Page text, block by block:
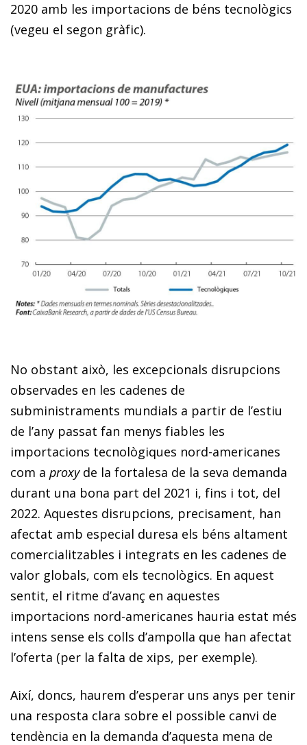
2020 amb les importacions de béns tecnològics
(vegeu el segon gràfic).
No obstant això, les excepcionals disrupcions
observades en les cadenes de
subministraments mundials a partir de l’estiu
de l’any passat fan menys fiables les
importacions tecnològiques nord-americanes
com a proxyde la fortalesa de la seva demanda
durant una bona part del 2021 i, fins i tot, del
2022. Aquestes disrupcions, precisament, han
afectat amb especial duresa els béns altament
comercialitzables i integrats en les cadenes de
valor globals, com els tecnològics. En aquest
sentit, el ritme d’avanç en aquestes
importacions nord-americanes hauria estat més
intens sense els colls d’ampolla que han afectat
l’oferta (per la falta de xips, per exemple).
Així, doncs, haurem d’esperar uns anys per tenir
una resposta clara sobre el possible canvi de
tendència en la demanda d’aquesta mena de